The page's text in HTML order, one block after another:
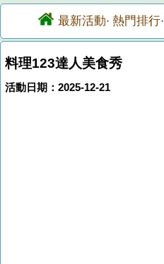
最新活動· 熱門排行·
料理123達人美食秀
活動日期：2025-12-21